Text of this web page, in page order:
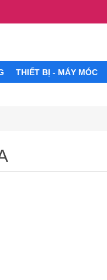
THIẾT BỊ - MÁY MÓC